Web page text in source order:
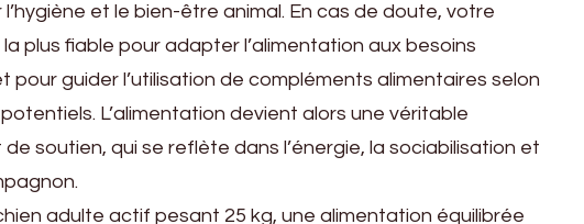
et le bien-être animal. En cas de doute, votre
plus fiable pour adapter l’alimentation aux besoins
pour guider l’utilisation de compléments alimentaires selon
L’alimentation devient alors une véritable
soutien, qui se reflète dans l’énergie, la sociabilisation et
adulte actif pesant 25 kg, une alimentation équilibrée